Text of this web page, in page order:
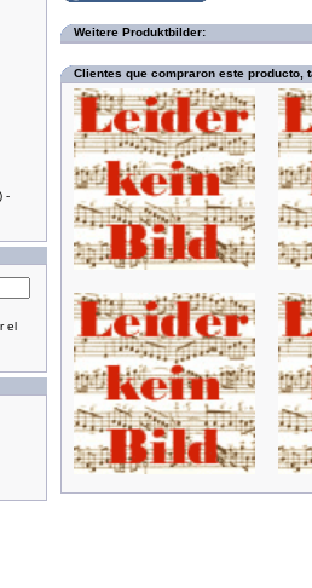
-
el
Weitere Produktbilder:
Clientes que compraron este producto,